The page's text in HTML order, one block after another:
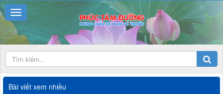
Bài viết xem nhiều